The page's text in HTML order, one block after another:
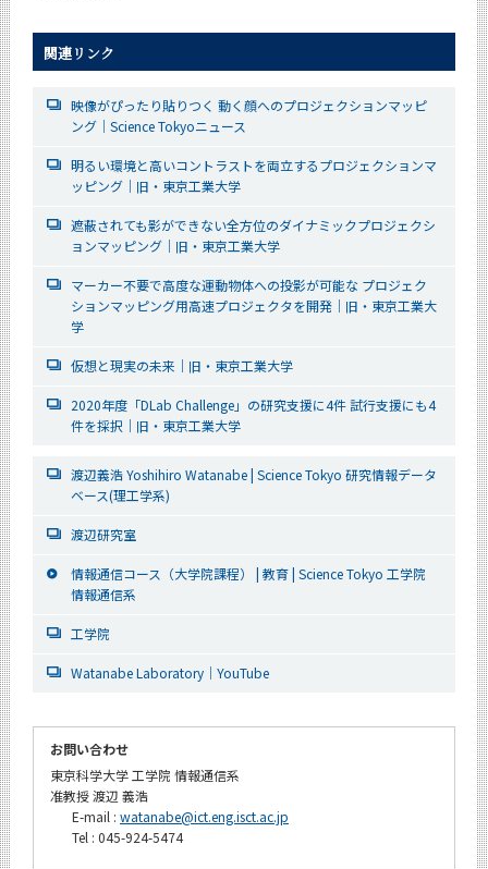
関連リンク
映像がぴったり貼りつく 動く顔へのプロジェクションマッピ
ング｜Science Tokyoニュース
明るい環境と高いコントラストを両立するプロジェクションマ
ッピング｜旧・東京工業大学
遮蔽されても影ができない全方位のダイナミックプロジェクシ
ョンマッピング｜旧・東京工業大学
マーカー不要で高度な運動物体への投影が可能な プロジェク
ションマッピング用高速プロジェクタを開発｜旧・東京工業大
学
仮想と現実の未来｜旧・東京工業大学
2020年度「DLab Challenge」の研究支援に4件 試行支援にも4
件を採択｜旧・東京工業大学
渡辺義浩 Yoshihiro Watanabe | Science Tokyo 研究情報データ
ベース(理工学系)
渡辺研究室
情報通信コース（大学院課程） | 教育 | Science Tokyo 工学院
情報通信系
工学院
Watanabe Laboratory｜YouTube
お問い合わせ
東京科学大学 工学院 情報通信系
准教授 渡辺 義浩
E-mail : watanabe@ict.eng.isct.ac.jp
Tel : 045-924-5474